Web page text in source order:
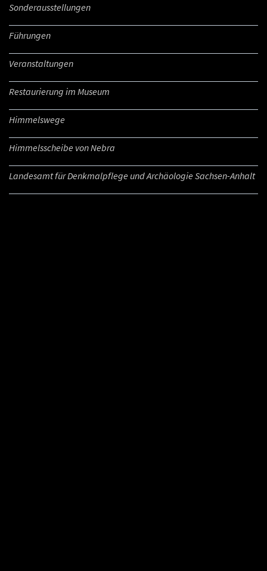
Sonderausstellungen
Führungen
Veranstaltungen
Restaurierung im Museum
Himmelswege
Himmelsscheibe von Nebra
Landesamt für Denkmalpflege und Archäologie Sachsen-Anhalt